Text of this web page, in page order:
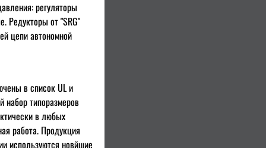
регуляторы
Редукторы от "SRG"
цепи автономной
в список UL и
набор типоразмеров
в любых
работа. Продукция
используются новйшие